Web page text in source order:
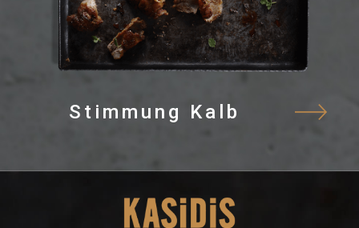
Stimmung Kalb